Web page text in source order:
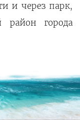
и через парк,
города